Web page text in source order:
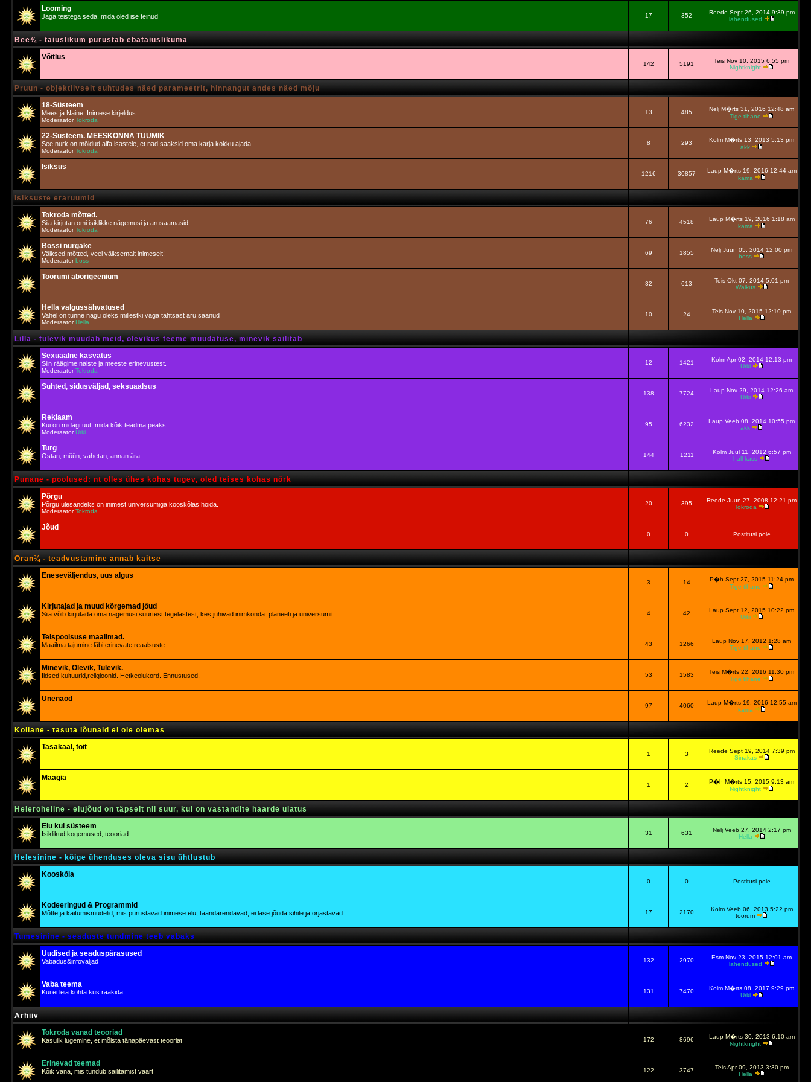
Looming
Jaga teistega seda, mida oled ise teinud 17 352
Reede Sept 26, 2014 9:39 pm
lahendused
Bee¾ - täiuslikum purustab ebatäiuslikuma
Võitlus
142 5191
Teis Nov 10, 2015 6:55 pm
Nightknight
Pruun - objektiivselt suhtudes näed parameetrit, hinnangut andes näed mõju
18-Süsteem
Mees ja Naine. Inimese kirjeldus.
ModeraatorTokroda
13 485
Nelj M�rts 31, 2016 12:48 am
Tige tihane
22-Süsteem. MEESKONNA TUUMIK
See nurk on mõldud alfa isastele, et nad saaksid oma karja kokku ajada
ModeraatorTokroda
8 293
Kolm M�rts 13, 2013 5:13 pm
akk
Isiksus
1216 30857
Laup M�rts 19, 2016 12:44 am
kama
Isiksuste eraruumid
Tokroda mõtted.
Siia kirjutan omi isiklikke nägemusi ja arusaamasid.
ModeraatorTokroda
76 4518
Laup M�rts 19, 2016 1:18 am
kama
Bossi nurgake
Väiksed mõtted, veel väiksemalt inimeselt!
Moderaatorboss
69 1855
Nelj Juun 05, 2014 12:00 pm
boss
Toorumi aborigeenium
32 613
Teis Okt 07, 2014 5:01 pm
Waikus
Hella valgussähvatused
Vahel on tunne nagu oleks millestki väga tähtsast aru saanud
Moderaator Hella
10 24
Teis Nov 10, 2015 12:10 pm
Hella
Lilla - tulevik muudab meid, olevikus teeme muudatuse, minevik säilitab
Sexuaalne kasvatus
Siin räägime naiste ja meeste erinevustest.
ModeraatorTokroda
12 1421
Kolm Apr 02, 2014 12:13 pm
Urki
Suhted, sidusväljad, seksuaalsus
138 7724
Laup Nov 29, 2014 12:26 am
Urki
Reklaam
Kui on midagi uut, mida kõik teadma peaks.
ModeraatorUrki
95 6232
Laup Veeb 08, 2014 10:55 pm
akk
Turg
Ostan, müün, vahetan, annan ära 144 1211
Kolm Juul 11, 2012 6:57 pm
hall kass
Punane - poolused: nt olles ühes kohas tugev, oled teises kohas nõrk
Põrgu
Põrgu ülesandeks on inimest universumiga kooskõlas hoida.
ModeraatorTokroda
20 395
Reede Juun 27, 2008 12:21 pm
Tokroda
Jõud
0 0 Postitusi pole
Oran¾ - teadvustamine annab kaitse
Eneseväljendus, uus algus
3 14
P�h Sept 27, 2015 11:24 pm
Tige tihane
Kirjutajad ja muud kõrgemad jõud
Siia võib kirjutada oma nägemusi suurtest tegelastest, kes juhivad inimkonda, planeeti ja universumit 4 42
Laup Sept 12, 2015 10:22 pm
Urki
Teispoolsuse maailmad.
Maailma tajumine läbi erinevate reaalsuste. 43 1266
Laup Nov 17, 2012 1:28 am
Tige tihane
Minevik, Olevik, Tulevik.
Iidsed kultuurid,religioonid. Hetkeolukord. Ennustused. 53 1583
Teis M�rts 22, 2016 11:30 pm
Tige tihane
Unenäod
97 4060
Laup M�rts 19, 2016 12:55 am
kama
Kollane - tasuta lõunaid ei ole olemas
Tasakaal, toit
1 3
Reede Sept 19, 2014 7:39 pm
Sinakas
Maagia
1 2
P�h M�rts 15, 2015 9:13 am
Nightknight
Heleroheline - elujõud on täpselt nii suur, kui on vastandite haarde ulatus
Elu kui süsteem
Isiklikud kogemused, teooriad... 31 631
Nelj Veeb 27, 2014 2:17 pm
Hella
Helesinine - kõige ühenduses oleva sisu ühtlustub
Kooskõla
0 0 Postitusi pole
Kodeeringud & Programmid
Mõtte ja käitumismudelid, mis purustavad inimese elu, taandarendavad, ei lase jõuda sihile ja orjastavad. 17 2170
Kolm Veeb 06, 2013 5:22 pm
toorum
Tumesinine - seaduste tundmine teeb vabaks
Uudised ja seaduspärasused
Vabadus&infoväljad 132 2970
Esm Nov 23, 2015 12:01 am
lahendused
Vaba teema
Kui ei leia kohta kus rääkida. 131 7470
Kolm M�rts 08, 2017 9:29 pm
Urki
Arhiiv
Tokroda vanad teooriad
Kasulik lugemine, et mõista tänapäevast teooriat 172 8696
Laup M�rts 30, 2013 6:10 am
Nightknight
Erinevad teemad
Kõik vana, mis tundub säilitamist väärt 122 3747
Teis Apr 09, 2013 3:30 pm
Hella